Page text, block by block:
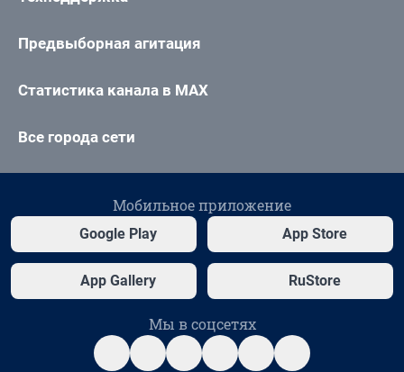
Предвыборная агитация
Статистика канала в MAX
Все города сети
Мобильное приложение
Google Play App Store
App Gallery RuStore
Мы в соцсетях